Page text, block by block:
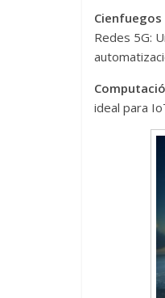
Redes 5G:
ideal para
12 octubre, 2024